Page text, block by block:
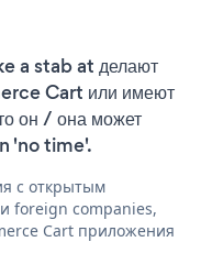
a stab at делают
Cart или имеют
он / она может
'no time'.
с открытым
foreign companies,
Cart приложения